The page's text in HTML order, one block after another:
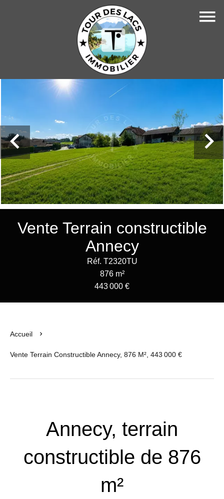
Vente Terrain constructible
Annecy
Réf. T2320TU
876 m²
443 000 €
Accueil
Vente Terrain Constructible Annecy, 876 M², 443 000 €
Annecy, terrain
constructible de 876
m²